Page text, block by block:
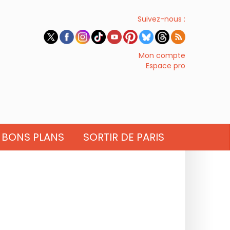
Suivez-nous :
Mon compte
Espace pro
BONS PLANS SORTIR DE PARIS